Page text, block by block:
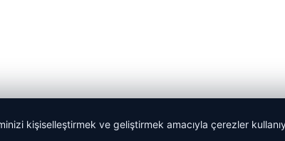
kişiselleştirmek ve geliştirmek amacıyla çerezler